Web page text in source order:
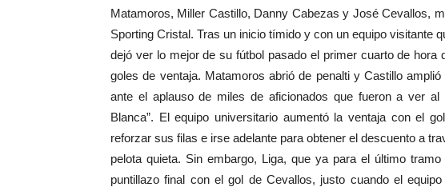
Matamoros, Miller Castillo, Danny Cabezas y José Cevallos,
Sporting Cristal. Tras un inicio tímido y con un equipo visitante
dejó ver lo mejor de su fútbol pasado el primer cuarto de hora
goles de ventaja. Matamoros abrió de penalti y Castillo
ante el aplauso de miles de aficionados que fueron a ver al
Blanca”. El equipo universitario aumentó la ventaja con el
reforzar sus filas e irse adelante para obtener el descuento a
pelota quieta. Sin embargo, Liga, que ya para el último
puntillazo final con el gol de Cevallos, justo cuando el